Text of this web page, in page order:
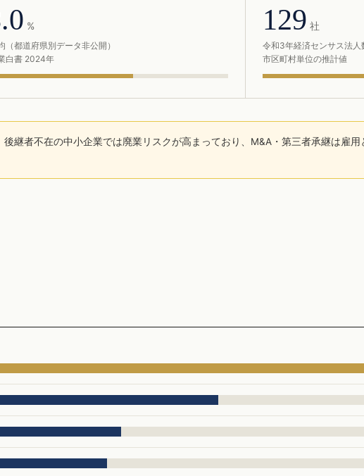
%
（都道府県別データ非公開）
白書 2024年
129 社
令和3年経済センサス法人
市区町村単位の推計値
後継者不在の中小企業では廃業リスクが高まっており、M&A・第三者承継は雇